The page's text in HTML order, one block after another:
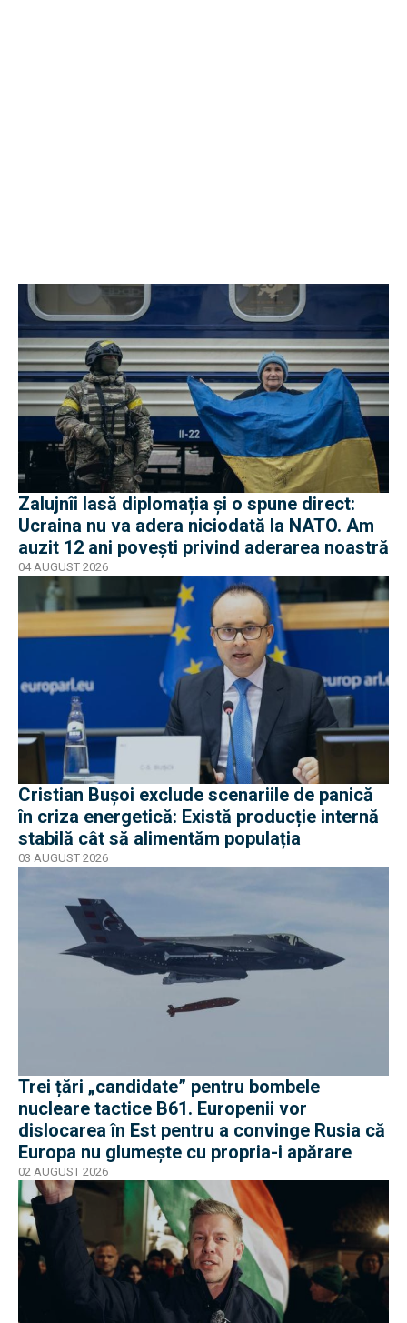
Zalujnîi lasă diplomația și o spune direct:
Ucraina nu va adera niciodată la NATO. Am
auzit 12 ani povești privind aderarea noastră
04 AUGUST 2026
Cristian Bușoi exclude scenariile de panică
în criza energetică: Există producție internă
stabilă cât să alimentăm populația
03 AUGUST 2026
Trei țări „candidate” pentru bombele
nucleare tactice B61. Europenii vor
dislocarea în Est pentru a convinge Rusia că
Europa nu glumește cu propria-i apărare
02 AUGUST 2026